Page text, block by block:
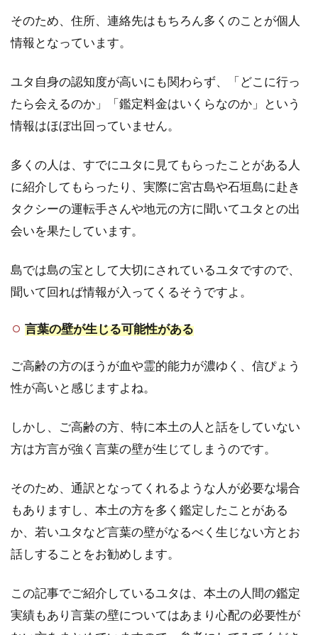
宮古
島｜
宮古
島や
島で
人気
の当
たる
占い
師・
一覧
垣
＆
古
の
い
よ
あ
る
問
「櫻
井・
有吉
そのため、住所、連絡先はもちろん多くのことが個人
情報となっています。
ユタ自身の認知度が高いにも関わらず、「どこに行っ
たら会えるのか」「鑑定料金はいくらなのか」という
情報はほぼ出回っていません。
多くの人は、すでにユタに見てもらったことがある人
に紹介してもらったり、実際に宮古島や石垣島に赴き
タクシーの運転手さんや地元の方に聞いてユタとの出
会いを果たしています。
島では島の宝として大切にされているユタですので、
聞いて回れば情報が入ってくるそうですよ。
言葉の壁が生じる可能性がある
ご高齢の方のほうが血や霊的能力が濃ゆく、信ぴょう
性が高いと感じますよね。
しかし、ご高齢の方、特に本土の人と話をしていない
方は方言が強く言葉の壁が生じてしまうのです。
そのため、通訳となってくれるような人が必要な場合
もありますし、本土の方を多く鑑定したことがある
か、若いユタなど言葉の壁がなるべく生じない方とお
話しすることをお勧めします。
この記事でご紹介しているユタは、本土の人間の鑑定
実績もあり言葉の壁についてはあまり心配の必要性が